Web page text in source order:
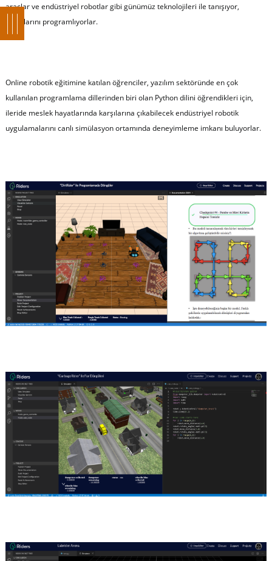
araçlar ve endüstriyel robotlar gibi günümüz teknolojileri ile tanışıyor,
robotlarını programlıyorlar.
Online robotik eğitimine katılan öğrenciler, yazılım sektöründe en çok
kullanılan programlama dillerinden biri olan Python dilini öğrendikleri için,
ileride meslek hayatlarında karşılarına çıkabilecek endüstriyel robotik
uygulamalarını canlı simülasyon ortamında deneyimleme imkanı buluyorlar.